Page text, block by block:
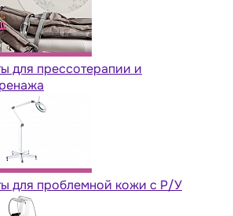
для прессотерапии и
для проблемной кожи с Р/У